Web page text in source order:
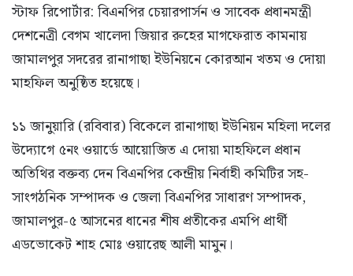
স্টাফ রিপোর্টার: বিএনপির চেয়ারপার্সন ও সাবেক প্রধানমন্ত্রী
দেশনেত্রী বেগম খালেদা জিয়ার রুহের মাগফেরাত কামনায়
জামালপুর সদরের রানাগাছা ইউনিয়নে কোরআন খতম ও দোয়া
মাহফিল অনুষ্ঠিত হয়েছে।
১১ জানুয়ারি (রবিবার) বিকেলে রানাগাছা ইউনিয়ন মহিলা দলের
উদ্যোগে ৫নং ওয়ার্ডে আয়োজিত এ দোয়া মাহফিলে প্রধান
অতিথির বক্তব্য দেন বিএনপির কেন্দ্রীয় নির্বাহী কমিটির সহ-
সাংগঠনিক সম্পাদক ও জেলা বিএনপির সাধারণ সম্পাদক,
জামালপুর-৫ আসনের ধানের শীষ প্রতীকের এমপি প্রার্থী
এডভোকেট শাহ মোঃ ওয়ারেছ আলী মামুন।